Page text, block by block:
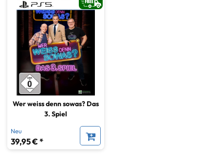
Wer weiss denn sowas? Das
3. Spiel
Neu
39,95 € *